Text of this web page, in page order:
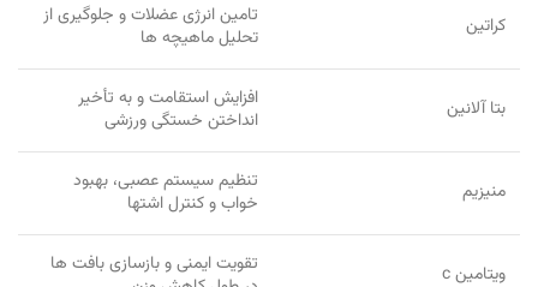
کراتین
تامین انرژی عضلات و جلوگیری از
تحلیل ماهیچه ها
بتا آلانین
افزایش استقامت و به تأخیر
انداختن خستگی ورزشی
منیزیم
تنظیم سیستم عصبی، بهبود
خواب و کنترل اشتها
ویتامین c
تقویت ایمنی و بازسازی بافت ها